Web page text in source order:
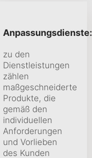
Anpassungsdienste:
zu den
Dienstleistungen
zählen
maßgeschneiderte
Produkte, die
gemäß den
individuellen
Anforderungen
und Vorlieben
des Kunden